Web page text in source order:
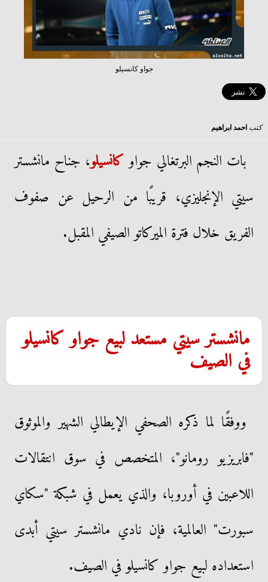
جواو كانسيلو
كتب احمد ابراهيم
بات النجم البرتغالي جواوكانسيلو، جناح مانشستر
سيتي الإنجليزي، قريبًا من الرحيل عن صفوف
الفريق خلال فترة الميركاتو الصيفي المقبل.
مانشستر سيتي مستعد لبيع جواو كانسيلو
في الصيف
ووفقًا لما ذكره الصحفي الإيطالي الشهير والموثوق
"فابريزيو رومانو"، المتخصص في سوق انتقالات
اللاعبين في أوروبا، والذي يعمل في شبكة "سكاي
سبورت" العالمية، فإن نادي مانشستر سيتي أبدى
استعداده لبيع جواو كانسيلو في الصيف.